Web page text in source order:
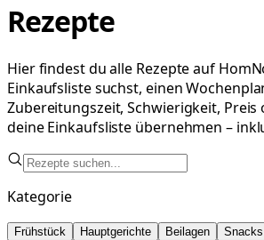
Rezepte
Hier findest du alle Rezepte auf
Einkaufsliste suchst, einen
Zubereitungszeit, Schwierigkeit, Preis
deine Einkaufsliste übernehmen –
Kategorie
Frühstück Hauptgerichte Beilagen Snacks